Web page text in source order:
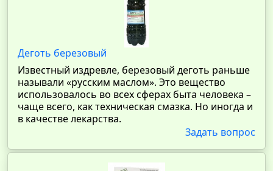
Деготь березовый
Известный издревле, березовый деготь раньше
называли «русским маслом». Это вещество
использовалось во всех сферах быта человека –
чаще всего, как техническая смазка. Но иногда и
в качестве лекарства.
Задать вопрос